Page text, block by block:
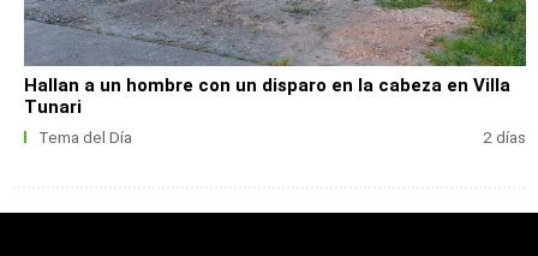
Hallan a un hombre con un disparo en la cabeza en Villa
Tunari
Tema del Día 2 días